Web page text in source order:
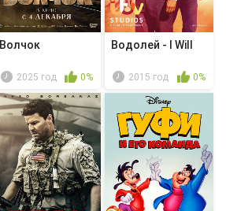
Волчок
2025 год 0%
Водолей - I Will
2015 год 0%